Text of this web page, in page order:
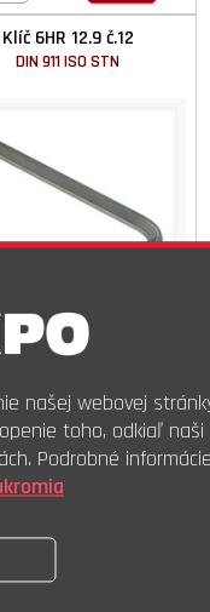
Klíč 6HR 12.9 č.12
DIN 911 ISO STN
259,23 €s DPH
210,75 €bez DPH
100ks
našej webovej
toho, odkiaľ naši
Podrobné